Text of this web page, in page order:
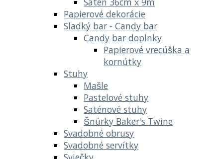
Papierové dekorácie
Sladký bar - Candy bar
Candy bar doplnky
Papierové vrecúška a
kornútky
Stuhy
Mašle
Pastelové stuhy
Saténové stuhy
Šnúrky Baker's Twine
Svadobné obrusy
Svadobné servítky